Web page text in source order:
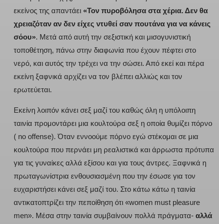
εκείνος της απαντάει «Τον πυροβόλησα στα χέρια. Δεν θα
χρειαζόταν αν δεν είχες ντυθεί σαν πουτάνα για να κάνεις
σόου». Μετά από αυτή την σεξιστική και μισογυνιστική
τοποθέτηση, πάνω στην διαφωνία που έχουν πέφτει στο
νερό, και αυτός την τρέχει να την σώσει. Από εκεί και πέρα
εκείνη ξαφνικά αρχίζει να τον βλέπει αλλιώς και τον
ερωτεύεται.
Εκείνη λοιπόν κάνει σεξ μαζί του καθώς όλη η υπόλοιπη
ταινία προμοντάρει μια κουλτούρα σεξ η οποία θυμίζει πόρνο
( no offense). Όταν εννοούμε πόρνο εγώ στέκομαι σε μια
κουλτούρα που περνάει μη ρεαλιστικά και άρρωστα πρότυπα
για τις γυναίκες αλλά εξίσου και για τους άντρες. Ξαφνικά η
πρωταγωνίστρια ενθουσιασμένη που την έσωσε για τον
ευχαριστήσει κάνει σεξ μαζί του. Στο κάτω κάτω η ταινία
αντικατοπτρίζει την πεποίθηση ότι «women must pleasure
men». Μέσα στην ταινία συμβαίνουν πολλά πράγματα- αλλά